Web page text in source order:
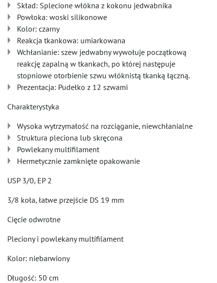
Skład: Splecione włókna z kokonu jedwabnika
Powłoka: woski silikonowe
Kolor: czarny
Reakcja tkankowa: umiarkowana
Wchłanianie: szew jedwabny wywołuje początkową
reakcję zapalną w tkankach, po której następuje
stopniowe otorbienie szwu włóknistą tkanką łączną.
Prezentacja: Pudełko z 12 szwami
Charakterystyka
Wysoka wytrzymałość na rozciąganie, niewchłanialne
Struktura pleciona lub skręcona
Powlekany multifilament
Hermetycznie zamknięte opakowanie
USP 3/0, EP 2
3/8 koła, łatwe przejście DS 19 mm
Cięcie odwrotne
Pleciony i powlekany multifilament
Kolor: niebarwiony
Długość: 50 cm